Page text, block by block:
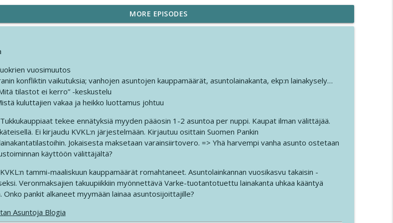
422. Grahn, Parviainen, Huru - Kuukausipalaveri 35
Ostan Asuntoja Podcast info_outline
Ostan Asuntoja Podcast
420. Viiskymppisinä asuntosijoittajiksi ja ammattitutkintoihin - Raisa Latvala-Kaataja ja Marko
Kaataja
Ostan Asuntoja Podcast
419. Kasvutarina viidessä vuodessa 11 sijoitusasuntoon - Karoliina Peltola Osa 2
Ostan Asuntoja Podcast info_outline
418. Grahn, Parviainen, Karlsson, Huru - Kuukausipalaveri 34
Ostan Asuntoja Podcast
MORE EPISODES
vuosimuutos
konfliktin vaikutuksia; vanhojen asuntojen kauppamäärät, asuntolainakanta, ekp:n lainakysely…
tilastot ei kerro” -keskustelu
kuluttajien vakaa ja heikko luottamus johtuu
tekee ennätyksiä myyden pääosin 1-2 asuntoa per nuppi. Kaupat ilman välittäjää.
Ei kirjaudu KVKL:n järjestelmään. Kirjautuu osittain Suomen Pankin
Jokaisesta maksetaan varainsiirtovero. => Yhä harvempi vanha asunto ostetaan
käyttöön välittäjältä?
tammi-maaliskuun kauppamäärät romahtaneet. Asuntolainkannan vuosikasvu takaisin -
Veronmaksajien takuupiikkiin myönnettävä Varke-tuotantotuettu lainakanta uhkaa kääntyä
Onko pankit alkaneet myymään lainaa asuntosijoittajille?
Asuntoja Blogia